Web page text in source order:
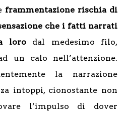
frammentazione rischia di
che i fatti narrati
lorodal medesimo filo,
un calo nell’attenzione.
la narrazione
intoppi, cionostante non
l’impulso di dover